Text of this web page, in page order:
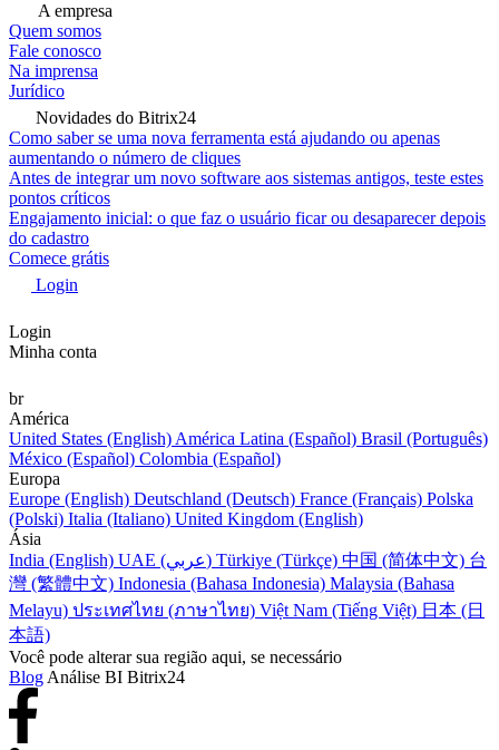
A empresa
Quem somos
Fale conosco
Na imprensa
Jurídico
Novidades do Bitrix24
Como saber se uma nova ferramenta está ajudando ou apenas
aumentando o número de cliques
Antes de integrar um novo software aos sistemas antigos, teste estes
pontos críticos
Engajamento inicial: o que faz o usuário ficar ou desaparecer depois
do cadastro
Comece grátis
Login
Login
Minha conta
br
América
United States (English) América Latina (Español) Brasil (Português)
México (Español) Colombia (Español)
Europa
Europe (English) Deutschland (Deutsch) France (Français) Polska
(Polski) Italia (Italiano) United Kingdom (English)
Ásia
India (English)
UAE (عربي) Türkiye (Türkçe) 中国 (简体中文) 台
灣 (繁體中文) Indonesia (Bahasa Indonesia) Malaysia (Bahasa
Melayu) ประเทศไทย (ภาษาไทย) Việt Nam (Tiếng Việt) 日本 (日
本語)
Você pode alterar sua região aqui, se necessário
Blog Análise BI Bitrix24